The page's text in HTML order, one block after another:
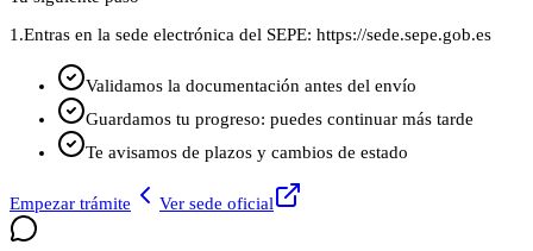
1.Entras en la sede electrónica del SEPE: https://sede.sepe.gob.es
Validamos la documentación antes del envío
Guardamos tu progreso: puedes continuar más tarde
Te avisamos de plazos y cambios de estado
Empezar trámite Ver sede oficial